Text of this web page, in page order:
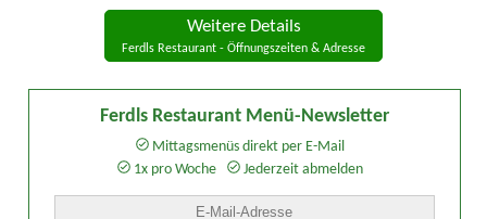
Weitere Details
Ferdls Restaurant - Öffnungszeiten & Adresse
Ferdls Restaurant Menü-Newsletter
Mittagsmenüs direkt per E-Mail
1x pro Woche
Jederzeit abmelden